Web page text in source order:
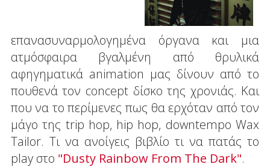
επανασυναρμολογημένα όργανα και μια
ατμόσφαιρα βγαλμένη από θρυλικά
αφηγηματικά animation μας δίνουν από το
πουθενά τον concept δίσκο της χρονιάς. Και
που να το περίμενες πως θα ερχόταν από τον
μάγο της trip hop, hip hop, downtempo Wax
Tailor. Τι να ανοίγεις βιβλίο τι να πατάς το
play στο "Dusty Rainbow From The Dark".